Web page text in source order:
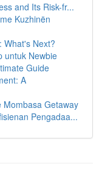
and Its Risk-fr...
Kuzhinën
What's Next?
untuk Newbie
Guide
A
Mombasa Getaway
Pengadaa...